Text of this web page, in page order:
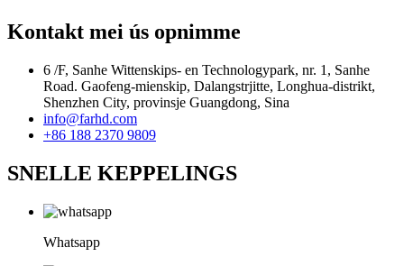
Kontakt mei ús opnimme
6 /F, Sanhe Wittenskips- en Technologypark, nr. 1, Sanhe
Road. Gaofeng-mienskip, Dalangstrjitte, Longhua-distrikt,
Shenzhen City, provinsje Guangdong, Sina
info@farhd.com
+86 188 2370 9809
SNELLE KEPPELINGS
Whatsapp